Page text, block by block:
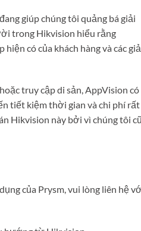
giúp chúng tôi quảng bá giải
trong Hikvision hiểu rằng
có của khách hàng và các
truy cập di sản, AppVision có
tiết kiệm thời gian và chi phí rất
Hikvision này bởi vì chúng tôi
của Prysm, vui lòng liên hệ